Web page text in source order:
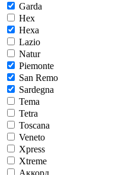
Garda
Hex
Hexa
Lazio
Natur
Piemonte
San Remo
Sardegna
Tema
Tetra
Toscana
Veneto
Xpress
Xtreme
Аккорд